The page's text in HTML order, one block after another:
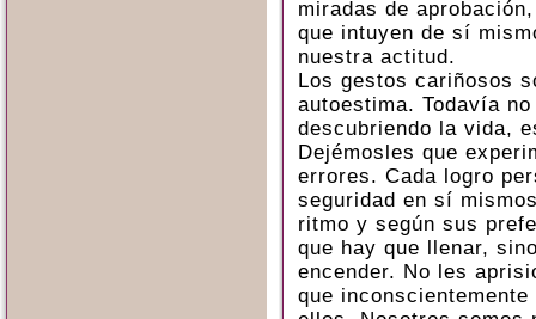
miradas de
que intuyen de sí
nuestra actitud.
Los gestos cariñosos
autoestima. Todavía
descubriendo la vida,
Dejémosles que
errores. Cada logro
seguridad en sí
ritmo y según sus
que hay que llenar,
encender. No les
que